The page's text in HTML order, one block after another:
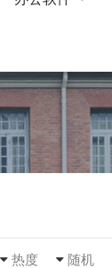
随机
热度